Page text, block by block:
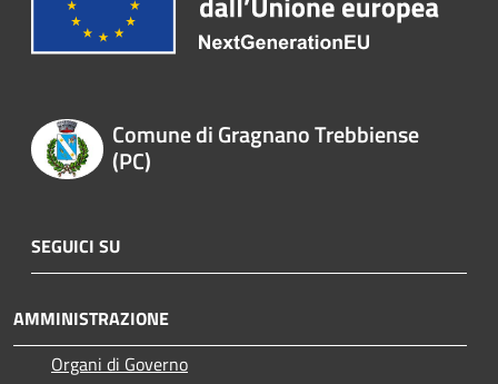
Comune di Gragnano Trebbiense
(PC)
SEGUICI SU
AMMINISTRAZIONE
Organi di Governo